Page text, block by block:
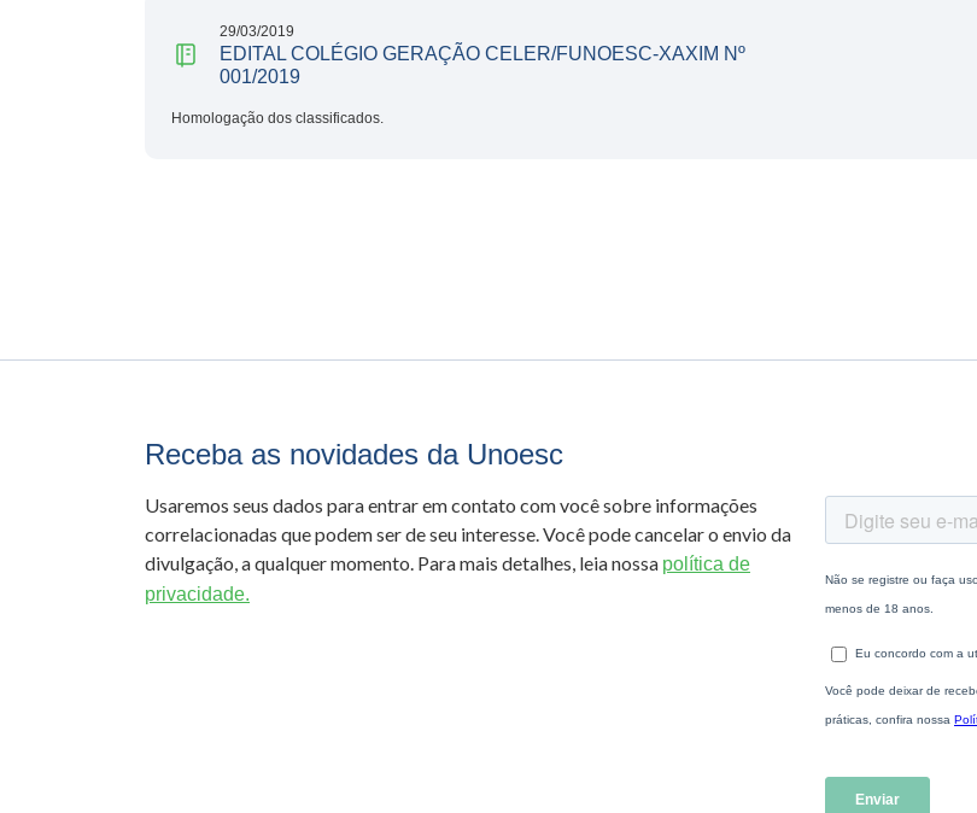
29/03/2019
EDITAL COLÉGIO GERAÇÃO CELER/FUNOESC-XAXIM Nº
001/2019
Homologação dos classificados.
Receba as novidades da Unoesc
Usaremos seus dados para entrar em contato com você sobre informações
correlacionadas que podem ser de seu interesse. Você pode cancelar o envio da
divulgação, a qualquer momento. Para mais detalhes, leia nossa política de
privacidade.